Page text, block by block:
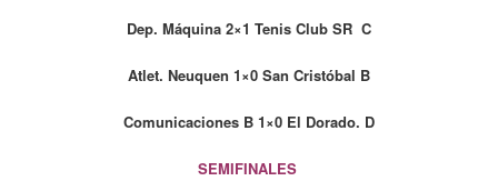
Dep. Máquina 2×1 Tenis Club SR C
Atlet. Neuquen 1×0 San Cristóbal B
Comunicaciones B 1×0 El Dorado. D
SEMIFINALES